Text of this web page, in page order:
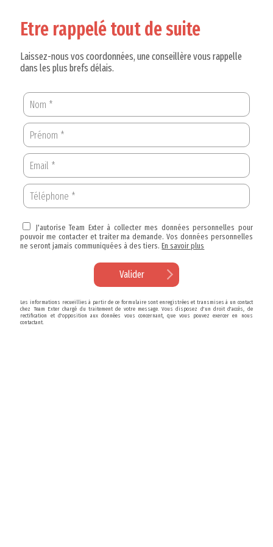
Etre rappelé tout de suite
Laissez-nous vos coordonnées, une conseillère vous rappelle
dans les plus brefs délais.
J'autorise Team Exter à collecter mes données personnelles pour
pouvoir me contacter et traiter ma demande. Vos données personnelles
ne seront jamais communiquées à des tiers.En savoir plus
Les informations recueillies à partir de ce formulaire sont enregistrées et transmises à un contact
chez Team Exter chargé du traitement de votre message. Vous disposez d'un droit d'accès, de
rectification et d'opposition aux données vous concernant, que vous pouvez exercer en nous
contactant.